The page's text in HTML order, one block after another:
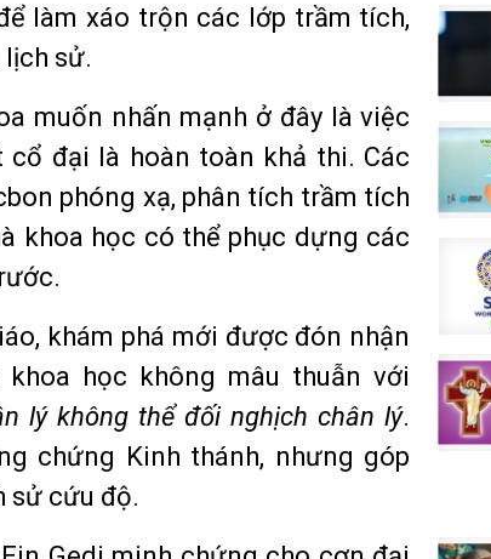
làm xáo trộn các lớp trầm tích,
sử.
muốn nhấn mạnh ở đây là việc
đại là hoàn toàn khả thi. Các
phóng xạ, phân tích trầm tích
khoa học có thể phục dựng các
khám phá mới được đón nhận
học không mâu thuẫn với
lý không thể đối nghịch chân lý.
chứng Kinh thánh, nhưng góp
sử cứu độ.